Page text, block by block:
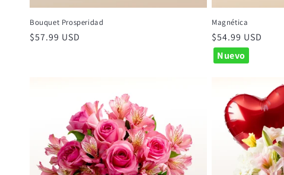
Bouquet Prosperidad
Precio
$57.99 USD
Magnética
Precio
habitual
$54.99 USD
Nuevo